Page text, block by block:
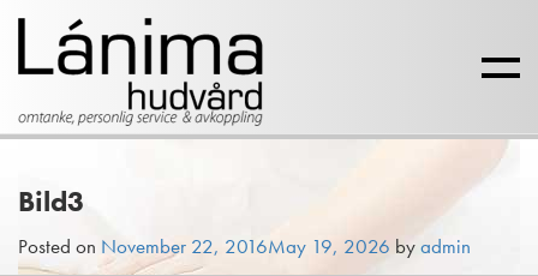
Bild3
Posted on November 22, 2016May 19, 2026 byadmin